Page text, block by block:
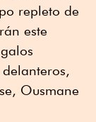
repleto de
este
Ousmane